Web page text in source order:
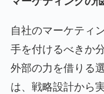
自社のマーケティ
手を付けるべきか
外部の力を借りる
は、戦略設計から